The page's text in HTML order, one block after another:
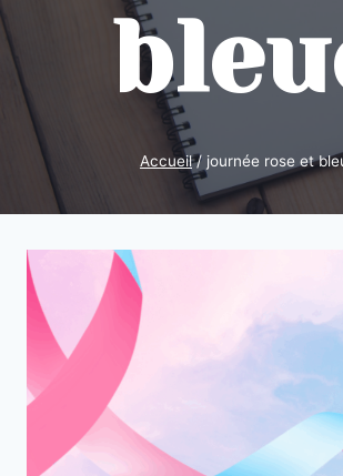
Accueil / journée rose et